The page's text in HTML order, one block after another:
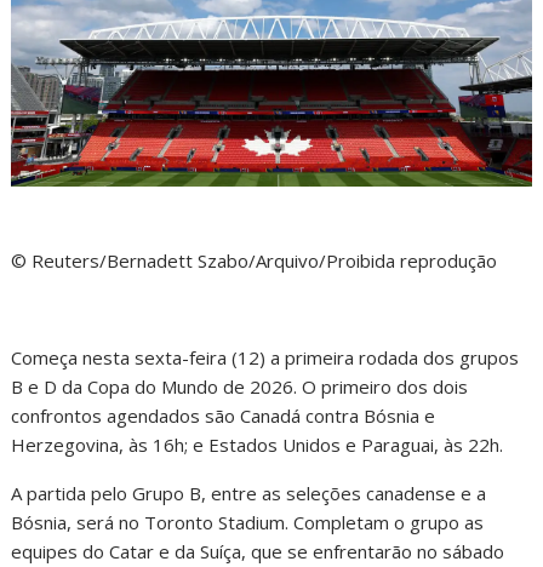
© Reuters/Bernadett Szabo/Arquivo/Proibida reprodução
Começa nesta sexta-feira (12) a primeira rodada dos grupos
B e D da Copa do Mundo de 2026. O primeiro dos dois
confrontos agendados são Canadá contra Bósnia e
Herzegovina, às 16h; e Estados Unidos e Paraguai, às 22h.
A partida pelo Grupo B, entre as seleções canadense e a
Bósnia, será no Toronto Stadium. Completam o grupo as
equipes do Catar e da Suíça, que se enfrentarão no sábado